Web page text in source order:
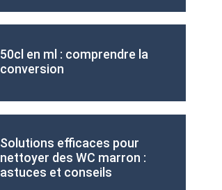
50cl en ml : comprendre la
conversion
Solutions efficaces pour
nettoyer des WC marron :
astuces et conseils